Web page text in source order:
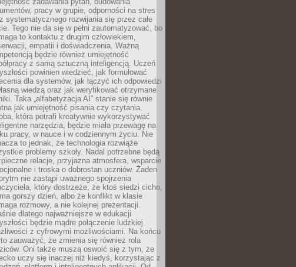
pracy w grupie, odporności na stres
systematycznego rozwijania się przez całe
Tego nie da się w pełni zautomatyzować, bo
to kontaktu z drugim człowiekiem,
empatii i doświadczenia. Ważną
będzie również umiejętność
z samą sztuczną inteligencją. Uczeń
powinien wiedzieć, jak formułować
dla systemów, jak łączyć ich odpowiedzi
wiedzą oraz jak weryfikować otrzymane
Taka „alfabetyzacja AI” stanie się równie
jak umiejętność pisania czy czytania.
która potrafi kreatywnie wykorzystywać
narzędzia, będzie miała przewagę na
pracy, w nauce i w codziennym życiu. Nie
to jednak, że technologia rozwiąże
problemy szkoły. Nadal potrzebne będą
relacje, przyjazna atmosfera, wsparcie
i troska o dobrostan uczniów. Żaden
nie zastąpi uważnego spojrzenia
który dostrzeże, że ktoś siedzi cicho,
gorszy dzień, albo że konflikt w klasie
rozmowy, a nie kolejnej prezentacji.
dlatego najważniejsze w edukacji
będzie mądre połączenie ludzkiej
z cyfrowymi możliwościami. Na końcu
zauważyć, że zmienia się również rola
Oni także muszą oswoić się z tym, że
uczy się inaczej niż kiedyś, korzystając z